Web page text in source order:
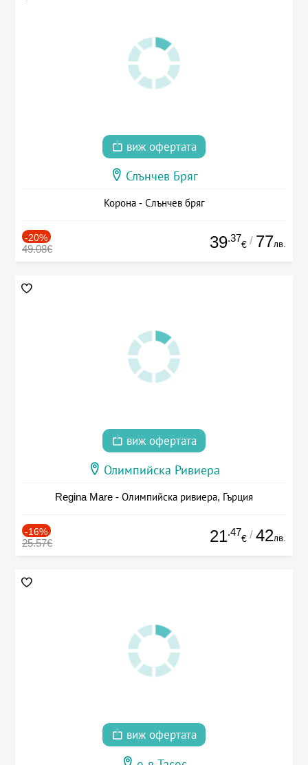
виж офертата
Слънчев Бряг
Корона - Слънчев бряг
-20%
49.08€ 39.37
€ / 77лв.
виж офертата
Олимпийска Ривиера
Regina Mare - Олимпийска ривиера, Гърция
-16%
25.57€ 21.47
€ / 42лв.
виж офертата